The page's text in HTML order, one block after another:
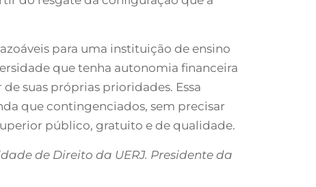
para uma instituição de ensino
que tenha autonomia financeira
suas próprias prioridades. Essa
que contingenciados, sem precisar
público, gratuito e de qualidade.
de Direito da UERJ. Presidente da